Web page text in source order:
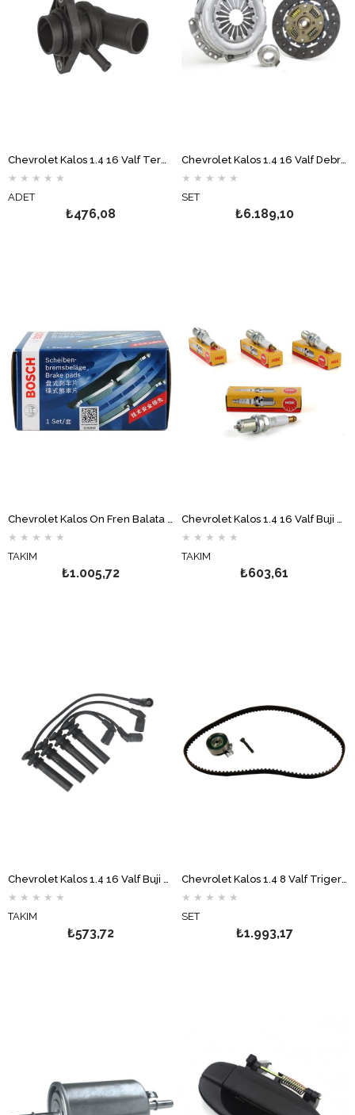
★ ★ ★ ★ ★
ADET
₺476,08
★ ★ ★ ★ ★
SET
₺6.189,10
Chevrolet Kalos Ön Fren Balata Takımı BOSCH
★ ★ ★ ★ ★
TAKIM
₺1.005,72
Chevrolet Kalos 1.4 16 Valf Buji Takımı NGK
★ ★ ★ ★ ★
TAKIM
₺603,61
★ ★ ★ ★ ★
TAKIM
₺573,72
★ ★ ★ ★ ★
SET
₺1.993,17